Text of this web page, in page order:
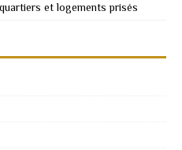
et logements prisés